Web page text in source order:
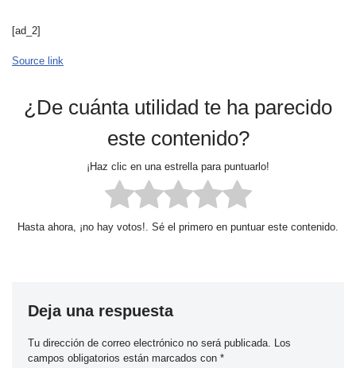
[ad_2]
Source link
¿De cuánta utilidad te ha parecido
este contenido?
¡Haz clic en una estrella para puntuarlo!
Hasta ahora, ¡no hay votos!. Sé el primero en puntuar este contenido.
Deja una respuesta
Tu dirección de correo electrónico no será publicada. Los
campos obligatorios están marcados con *